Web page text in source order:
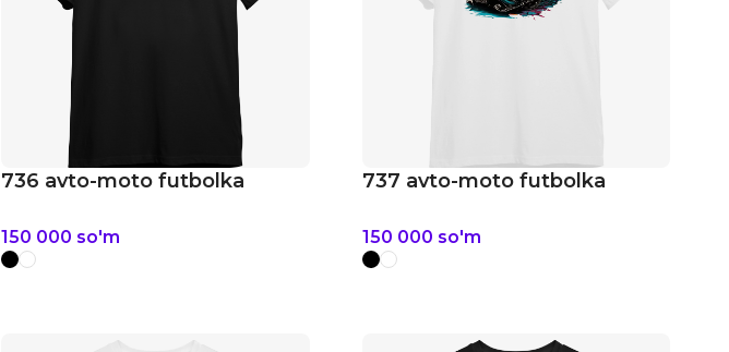
736 avto-moto futbolka
150 000 so'm
737 avto-moto futbolka
150 000 so'm